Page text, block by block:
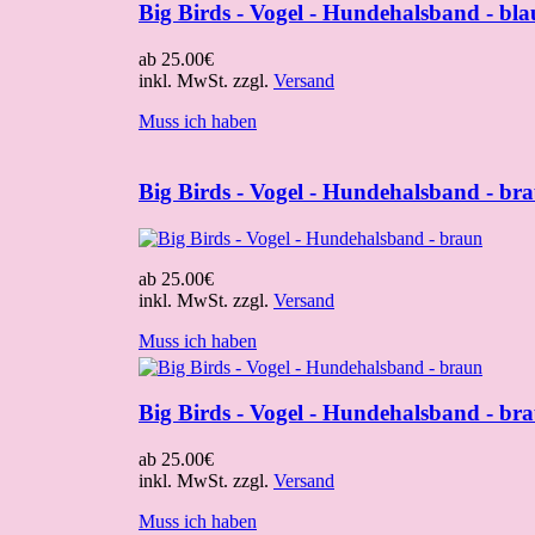
Big Birds - Vogel - Hundehalsband -
ab 25.00€
inkl. MwSt. zzgl. Versand
Muss ich haben
Big Birds - Vogel - Hundehalsband -
ab 25.00€
inkl. MwSt. zzgl. Versand
Muss ich haben
Big Birds - Vogel - Hundehalsband -
ab 25.00€
inkl. MwSt. zzgl. Versand
Muss ich haben